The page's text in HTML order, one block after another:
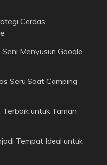
Cerdas
Menyusun Google
Seru Saat Camping
Terbaik untuk Taman
Tempat Ideal untuk